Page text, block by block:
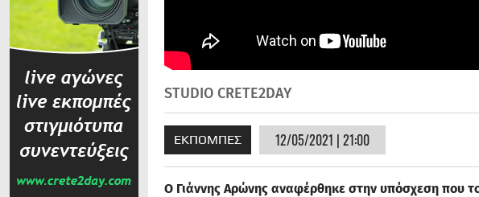
STUDIO CRETE2DAY
ΕΚΠΟΜΠΕΣ 12/05/2021 | 21:00
Ο Γιάννης Αρώνης αναφέρθηκε στην υπόσχεση που